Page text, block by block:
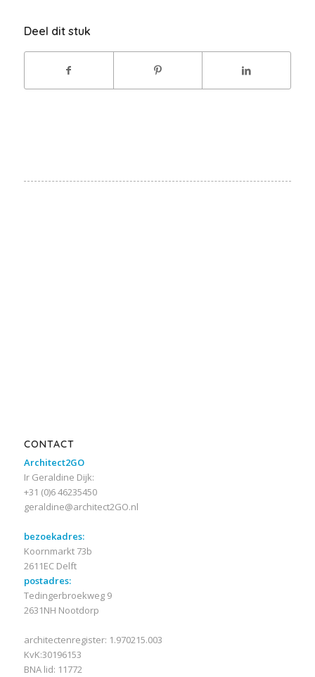
Deel dit stuk
CONTACT
Architect2GO
Ir Geraldine Dijk:
+31 (0)6 46235450
geraldine@architect2GO.nl
bezoekadres:
Koornmarkt 73b
2611EC Delft
postadres:
Tedingerbroekweg 9
2631NH Nootdorp
architectenregister: 1.970215.003
KvK:30196153
BNA lid: 11772